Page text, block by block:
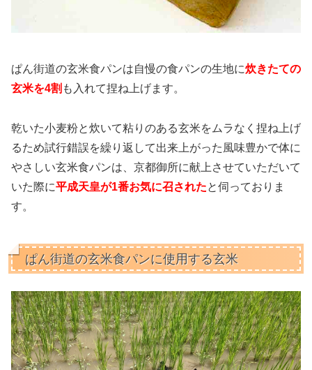
ぱん街道の玄米食パンは自慢の食パンの生地に炊きたての
玄米を4割 も入れて捏ね上げます。
乾いた小麦粉と炊いて粘りのある玄米をムラなく捏ね上げ
るため試行錯誤を繰り返して出来上がった風味豊かで体に
やさしい玄米食パンは、京都御所に献上させていただいて
いた際に平成天皇が1番お気に召されたと伺っておりま
す。
ぱん街道の玄米食パンに使用する玄米